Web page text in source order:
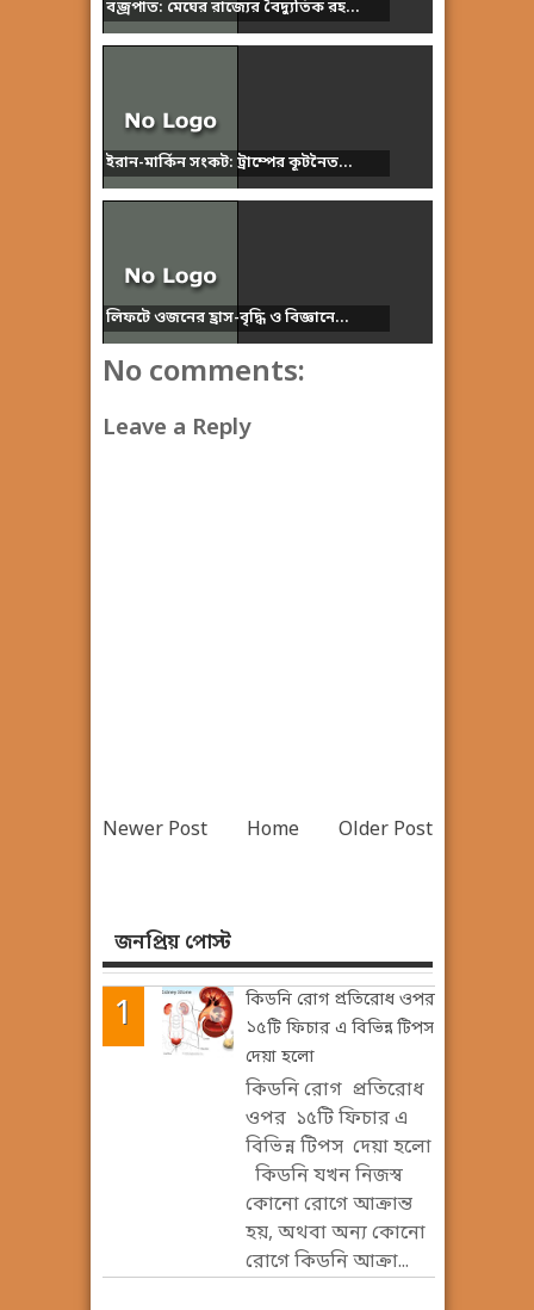
বজ্রপাত: মেঘের রাজ্যের বৈদ্যুতিক রহ...
ইরান-মার্কিন সংকট: ট্রাম্পের কূটনৈত...
লিফটে ওজনের হ্রাস-বৃদ্ধি ও বিজ্ঞানে...
No comments:
Leave a Reply
Newer Post Older Post
Home
জনপ্রিয় পোস্ট
কিডনি রোগ প্রতিরোধ ওপর
১৫টি ফিচার এ বিভিন্ন টিপস
দেয়া হলো
কিডনি রোগ প্রতিরোধ
ওপর ১৫টি ফিচার এ
বিভিন্ন টিপস দেয়া হলো
কিডনি যখন নিজস্ব
কোনো রোগে আক্রান্ত
হয়, অথবা অন্য কোনো
রোগে কিডনি আক্রা...